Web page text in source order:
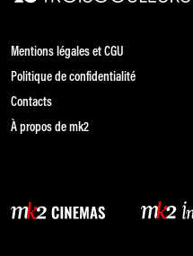
Mentions légales et CGU
Politique de confidentialité
Contacts
À propos de mk2